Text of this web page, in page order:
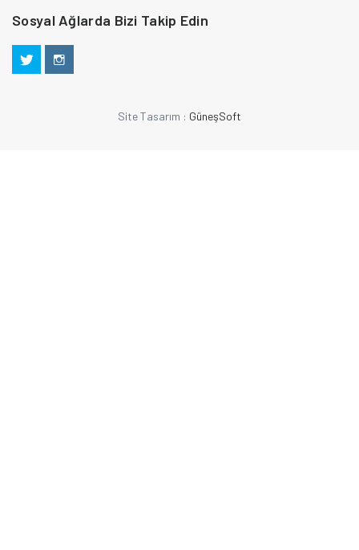
Sosyal Ağlarda Bizi Takip Edin
Site Tasarım : GüneşSoft